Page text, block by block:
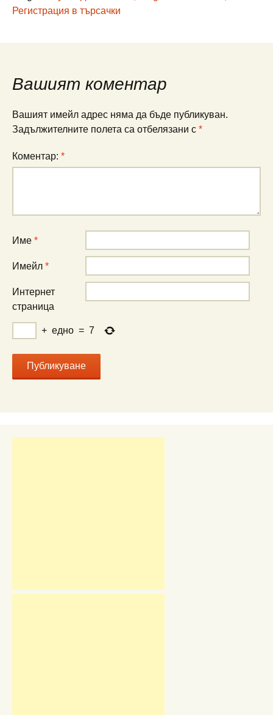
Регистрация в търсачки
Вашият коментар
Вашият имейл адрес няма да бъде публикуван.
Задължителните полета са отбелязани с *
Коментар: *
Име *
Имейл *
Интернет
страница
+ едно = 7